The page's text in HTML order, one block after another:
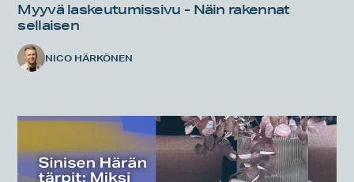
Myyvä laskeutumissivu - Näin rakennat
sellaisen
NICO HÄRKÖNEN